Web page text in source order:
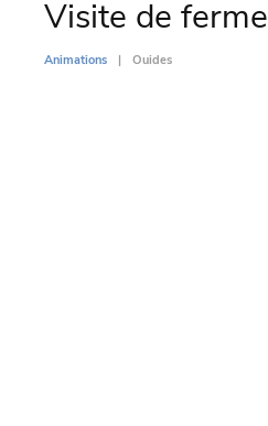
Visite de ferme
Animations Ouides